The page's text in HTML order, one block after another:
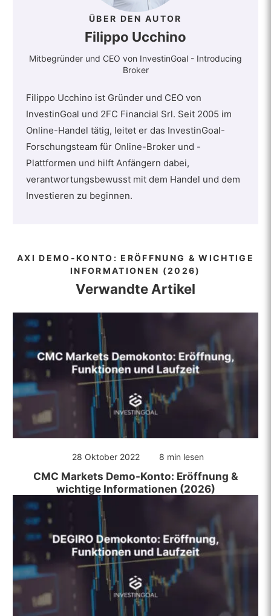
ÜBER DEN AUTOR
Filippo Ucchino
Mitbegründer und CEO von InvestinGoal - Introducing
Broker
Filippo Ucchino ist Gründer und CEO von
InvestinGoal und 2FC Financial Srl. Seit 2005 im
Online-Handel tätig, leitet er das InvestinGoal-
Forschungsteam für Online-Broker und -
Plattformen und hilft Anfängern dabei,
verantwortungsbewusst mit dem Handel und dem
Investieren zu beginnen.
AXI DEMO-KONTO: ERÖFFNUNG & WICHTIGE
INFORMATIONEN (2026)
Verwandte Artikel
28 Oktober 2022 8 min lesen
CMC Markets Demo-Konto: Eröffnung &
wichtige Informationen (2026)